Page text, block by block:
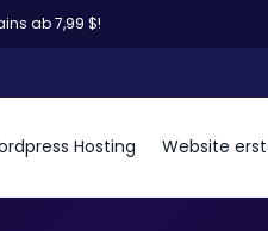
ab 7,99 $!
Hosting Website